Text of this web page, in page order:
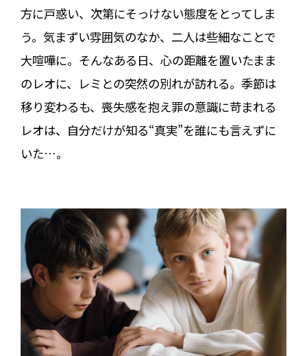
方に戸惑い、次第にそっけない態度をとってしま
う。気まずい雰囲気のなか、二人は些細なことで
大喧嘩に。そんなある日、心の距離を置いたまま
のレオに、レミとの突然の別れが訪れる。季節は
移り変わるも、喪失感を抱え罪の意識に苛まれる
レオは、自分だけが知る“真実”を誰にも言えずに
いた…。